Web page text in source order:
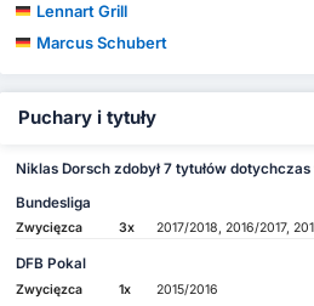
Lennart Grill
Marcus Schubert
Puchary i tytuły
Niklas Dorsch zdobył 7 tytułów
Bundesliga
Zwycięzca 3x 2017/2018, 2016/2017,
DFB Pokal
Zwycięzca 1x
2015/2016